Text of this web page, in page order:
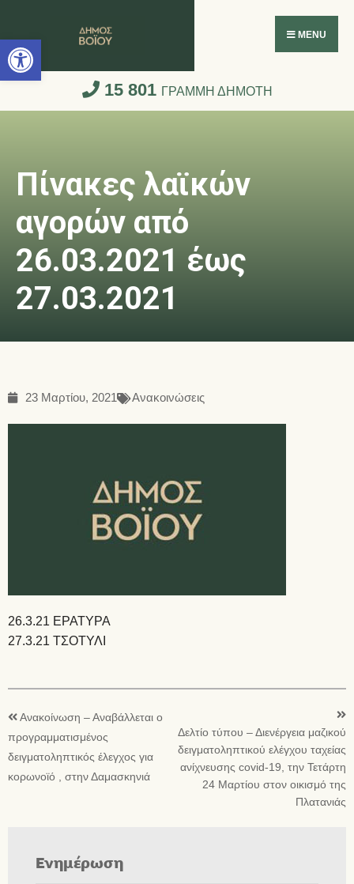
Ανοίξτε τη γραμμή εργαλείων
MENU
15 801 ΓΡΑΜΜΗ ΔΗΜΟΤΗ
Πίνακες λαϊκών
αγορών από
26.03.2021 έως
27.03.2021
23 Μαρτίου, 2021 Ανακοινώσεις
26.3.21 ΕΡΑΤΥΡΑ
27.3.21 ΤΣΟΤΥΛΙ
Ανακοίνωση – Αναβάλλεται ο
προγραμματισμένος
δειγματοληπτικός έλεγχος για
κορωνοϊό , στην Δαμασκηνιά
Δελτίο τύπου – Διενέργεια μαζικού
δειγματοληπτικού ελέγχου ταχείας
ανίχνευσης covid-19, την Τετάρτη
24 Μαρτίου στον οικισμό της
Πλατανιάς
Ενημέρωση